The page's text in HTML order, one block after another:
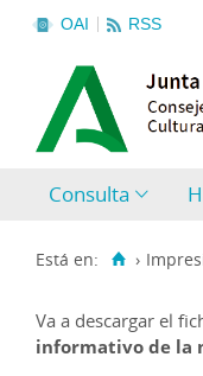
OAI RSS
Consulta
Está en: ›
Va a descargar el
informativo de la